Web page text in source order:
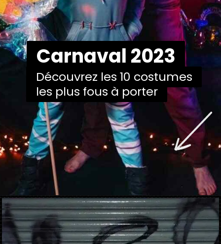
Carnaval 2023
Carnaval 2023
Découvrez les 10 costumes
les plus fous à porter
Découvrez les 10 costumes
les plus fous à porter
Ouverture https://danidrops.com.br/fr/costumes-de-carnaval-2023/